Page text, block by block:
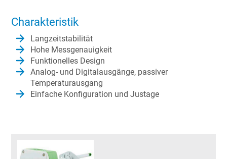
Charakteristik
Langzeitstabilität
Hohe Messgenauigkeit
Funktionelles Design
Analog- und Digitalausgänge, passiver
Temperaturausgang
Einfache Konfiguration und Justage